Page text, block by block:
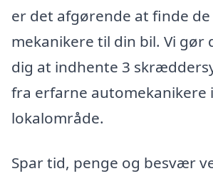
er det afgørende at finde
mekanikere til din bil. Vi gør
dig at indhente 3
fra erfarne automekanikere
lokalområde.
Spar tid, penge og besvær